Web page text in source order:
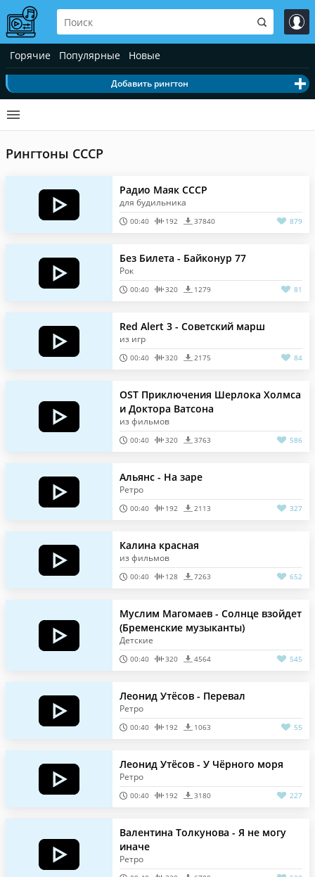
Горячие Популярные Новые
Добавить рингтон
Рингтоны СССР
Радио Маяк СССР
для будильника
00:40 192 37840 879
Без Билета - Байконур 77
Рок
00:40 320 1279 81
Red Alert 3 - Советский марш
из игр
00:40 320 2175 84
OST Приключения Шерлока Холмса
и Доктора Ватсона
из фильмов
00:40 320 3763 586
Альянс - На заре
Ретро
00:40 192 2113 327
Калина красная
из фильмов
00:40 128 7263 652
Муслим Магомаев - Солнце взойдет
(Бременские музыканты)
Детские
00:40 320 4564 545
Леонид Утёсов - Перевал
Ретро
00:40 192 1063 55
Леонид Утёсов - У Чёрного моря
Ретро
00:40 192 3180 227
Валентина Толкунова - Я не могу
иначе
Ретро